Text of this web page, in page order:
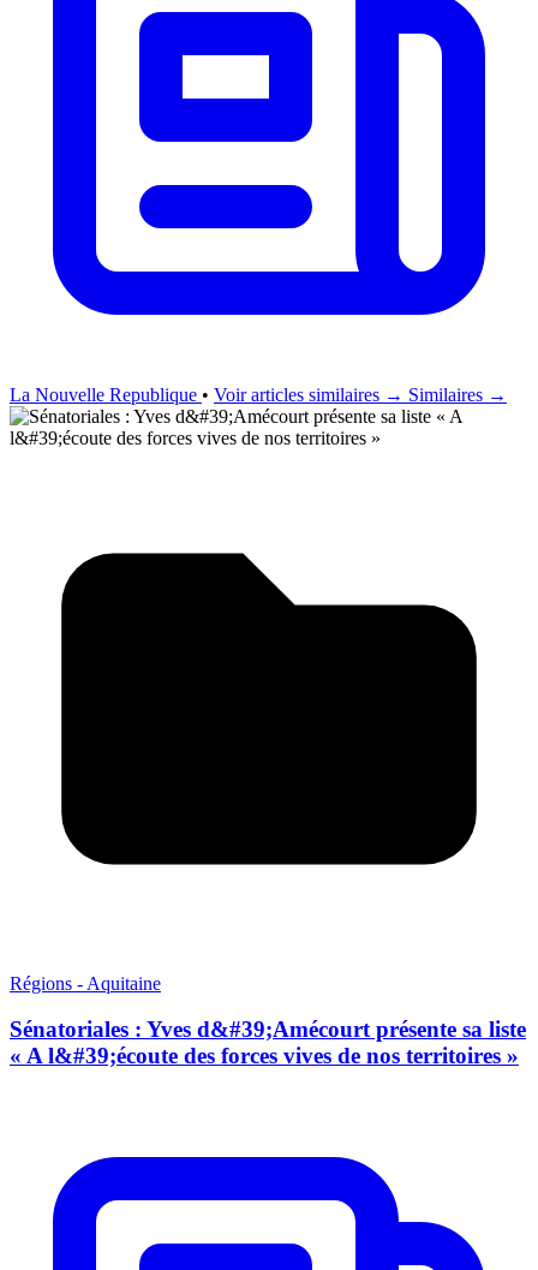
La Nouvelle Republique • Voir articles similaires → Similaires →
Régions - Aquitaine
Sénatoriales : Yves d&#39;Amécourt présente sa liste
« A l&#39;écoute des forces vives de nos territoires »